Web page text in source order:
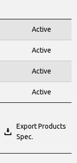
Active
Active
Active
Active
Export Products
Spec.